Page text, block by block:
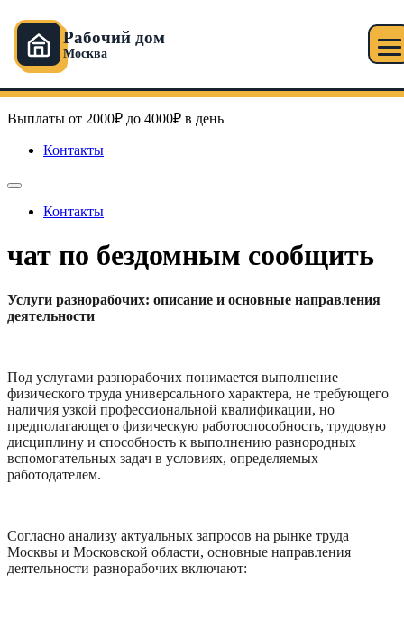
Рабочий дом
Москва
к
содержимому
Рабочий дом в Москве
Выплаты от 2000₽ до 4000₽ в день
Контакты
Контакты
чат по бездомным сообщить
Услуги разнорабочих: описание и основные направления
деятельности
Под услугами разнорабочих понимается выполнение
физического труда универсального характера, не требующего
наличия узкой профессиональной квалификации, но
предполагающего физическую работоспособность, трудовую
дисциплину и способность к выполнению разнородных
вспомогательных задач в условиях, определяемых
работодателем.
Согласно анализу актуальных запросов на рынке труда
Москвы и Московской области, основные направления
деятельности разнорабочих включают: